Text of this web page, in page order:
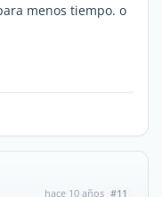
menos tiempo. o
hace 10 años #11